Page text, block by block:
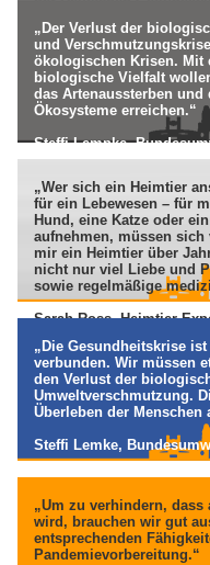
„Der Verlust der
und
ökologischen Krisen. Mit
biologische Vielfalt
das Artenaussterben
Ökosysteme erreichen.“
Steffi Lempke,
„Wer sich ein Heimtier
für ein Lebewesen – für
Hund, eine Katze oder
aufnehmen, müssen
mir ein Heimtier über
nicht nur viel Liebe und
sowie regelmäßige
Sarah Ross, Heimtier-
„Die Gesundheitskrise
verbunden. Wir müssen
den Verlust der
Umweltverschmutzung.
Überleben der Menschen
Steffi Lemke,
„Um zu verhindern,
wird, brauchen wir gut
entsprechenden
Pandemievorbereitung.“